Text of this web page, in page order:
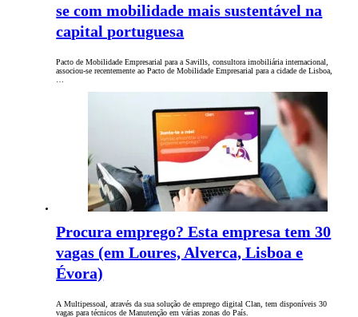
se com mobilidade mais sustentável na
capital portuguesa
Pacto de Mobilidade Empresarial para a Savills, consultora imobiliária internacional,
associou-se recentemente ao Pacto de Mobilidade Empresarial para a cidade de Lisboa,
…
Procura emprego? Esta empresa tem 30
vagas (em Loures, Alverca, Lisboa e
Évora)
A Multipessoal, através da sua solução de emprego digital Clan, tem disponíveis 30
vagas para técnicos de Manutenção em várias zonas do País.